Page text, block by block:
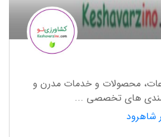
اینترنتی
79 استارتاپ
محصولات و خدمات مدرن و
های تخصصی ...
شاهرود